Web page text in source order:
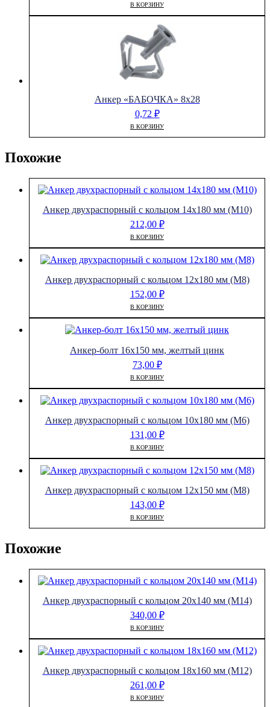
В КОРЗИНУ
Анкер «БАБОЧКА» 8х28
0,72 ₽
В КОРЗИНУ
Похожие
Анкер двухраспорный с кольцом 14х180 мм (М10)
212,00 ₽
В КОРЗИНУ
Анкер двухраспорный с кольцом 12х180 мм (М8)
152,00 ₽
В КОРЗИНУ
Анкер-болт 16х150 мм, желтый цинк
73,00 ₽
В КОРЗИНУ
Анкер двухраспорный с кольцом 10х180 мм (М6)
131,00 ₽
В КОРЗИНУ
Анкер двухраспорный с кольцом 12х150 мм (М8)
143,00 ₽
В КОРЗИНУ
Похожие
Анкер двухраспорный с кольцом 20х140 мм (М14)
340,00 ₽
В КОРЗИНУ
Анкер двухраспорный с кольцом 18х160 мм (М12)
261,00 ₽
В КОРЗИНУ